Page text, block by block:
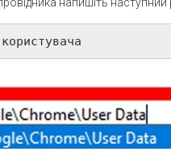
користувача